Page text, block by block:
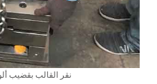
نقر القالب بقضيب